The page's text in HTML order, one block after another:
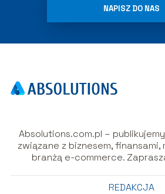
NAPISZ DO NAS
Absolutions.com.pl –
związane z biznesem,
branżą e-commerce.
REDAKCJA